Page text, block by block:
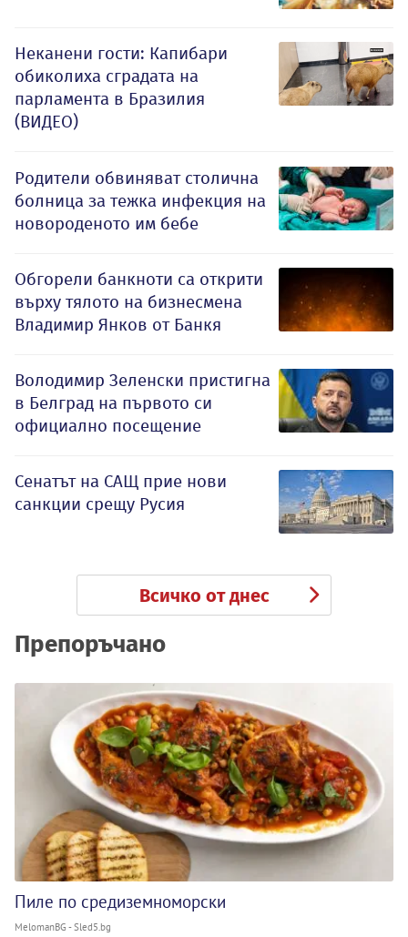
Неканени гости: Капибари
обиколиха сградата на
парламента в Бразилия
(ВИДЕО)
Родители обвиняват столична
болница за тежка инфекция на
новороденото им бебе
Обгорели банкноти са открити
върху тялото на бизнесмена
Владимир Янков от Банкя
Володимир Зеленски пристигна
в Белград на първото си
официално посещение
Сенатът на САЩ прие нови
санкции срещу Русия
Всичко от днес
Препоръчано
Пиле по средиземноморски
MelomanBG - Sled5.bg